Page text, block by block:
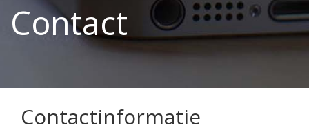
Contact
Contactinformatie